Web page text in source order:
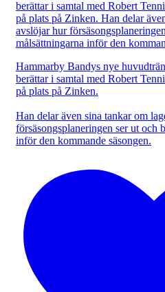
Hammarby Bandys nye
berättar i samtal med Robert
på plats på Zinken.
Han delar även sina tankar om
försäsongsplaneringen ser ut och
inför den kommande säsongen.